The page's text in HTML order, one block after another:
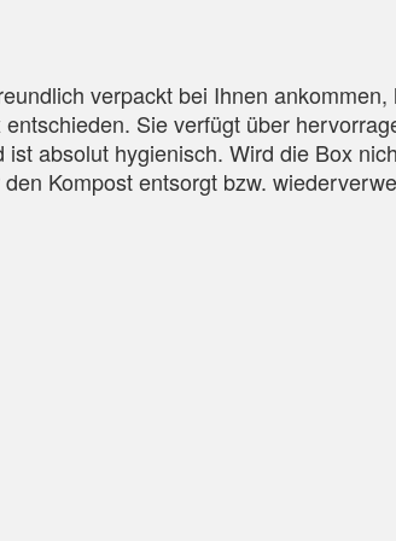
verpackt bei Ihnen ankommen,
Sie verfügt über
absolut hygienisch. Wird die Box
Kompost entsorgt bzw.